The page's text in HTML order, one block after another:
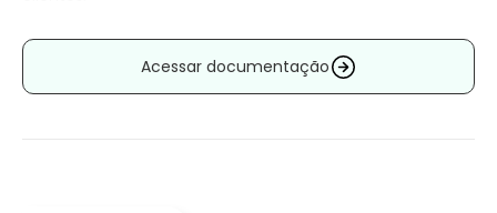
Acessar documentação